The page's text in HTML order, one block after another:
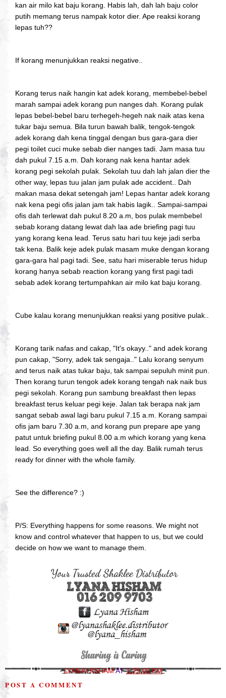
kan air milo kat baju korang. Habis lah, dah lah baju color
putih memang terus nampak kotor dier. Ape reaksi korang
lepas tuh??
If korang menunjukkan reaksi negative..
Korang terus naik hangin kat adek korang, membebel-bebel
marah sampai adek korang pun nanges dah. Korang pulak
lepas bebel-bebel baru terhegeh-hegeh nak naik atas kena
tukar baju semua. Bila turun bawah balik, tengok-tengok
adek korang dah kena tinggal dengan bus gara-gara dier
pegi toilet cuci muke sebab dier nanges tadi. Jam masa tuu
dah pukul 7.15 a.m. Dah korang nak kena hantar adek
korang pegi sekolah pulak. Sekolah tuu dah lah jalan dier the
other way, lepas tuu jalan jam pulak ade accident.. Dah
makan masa dekat setengah jam! Lepas hantar adek korang
nak kena pegi ofis jalan jam tak habis lagik.. Sampai-sampai
ofis dah terlewat dah pukul 8.20 a.m, bos pulak membebel
sebab korang datang lewat dah laa ade briefing pagi tuu
yang korang kena lead. Terus satu hari tuu keje jadi serba
tak kena. Balik keje adek pulak masam muke dengan korang
gara-gara hal pagi tadi. See, satu hari miserable terus hidup
korang hanya sebab reaction korang yang first pagi tadi
sebab adek korang tertumpahkan air milo kat baju korang.
Cube kalau korang menunjukkan reaksi yang positive pulak..
Korang tarik nafas and cakap, "It's okayy.." and adek korang
pun cakap, "Sorry, adek tak sengaja.." Lalu korang senyum
and terus naik atas tukar baju, tak sampai sepuluh minit pun.
Then korang turun tengok adek korang tengah nak naik bus
pegi sekolah. Korang pun sambung breakfast then lepas
breakfast terus keluar pegi keje. Jalan tak berapa nak jam
sangat sebab awal lagi baru pukul 7.15 a.m. Korang sampai
ofis jam baru 7.30 a.m, and korang pun prepare ape yang
patut untuk briefing pukul 8.00 a.m which korang yang kena
lead. So everything goes well all the day. Balik rumah terus
ready for dinner with the whole family.
See the difference? :)
P/S: Everything happens for some reasons. We might not
know and control whatever that happen to us, but we could
decide on how we want to manage them.
LYANA HISHAMAT1:29:00 PM
POST A COMMENT